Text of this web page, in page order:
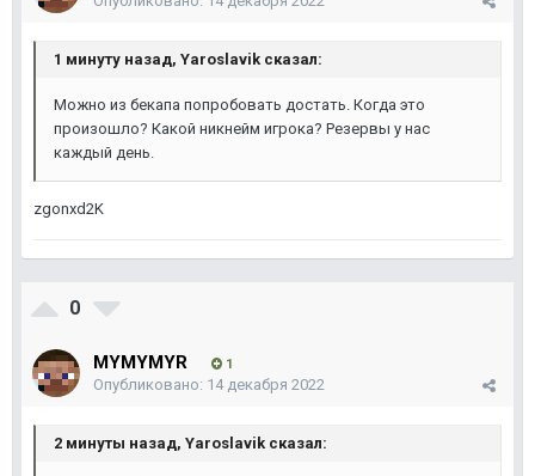
1 минуту назад, Yaroslavik сказал:
Можно из бекапа попробовать достать. Когда это
произошло? Какой никнейм игрока? Резервы у нас
каждый день.
zgonxd2K
0
MYMYMYR 1
Опубликовано: 14 декабря 2022
2 минуты назад, Yaroslavik сказал: